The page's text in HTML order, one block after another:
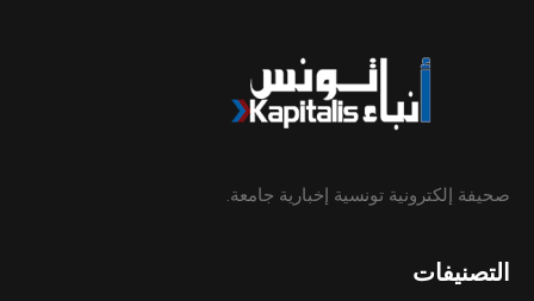
صحيفة إلكترونية تونسية إخبارية جامعة.
التصنيفات